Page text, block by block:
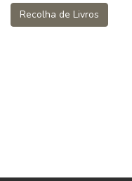
Recolha de Livros